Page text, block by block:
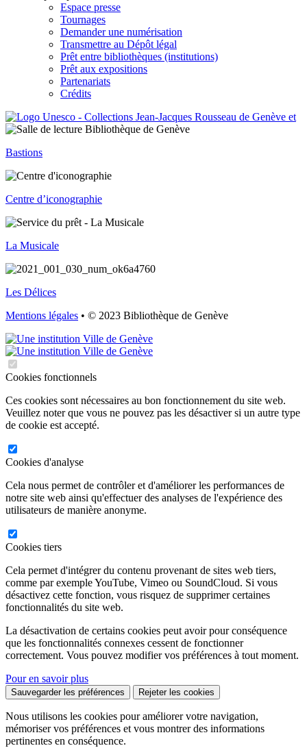
Espace presse
Tournages
Demander une numérisation
Transmettre au Dépôt légal
Prêt entre bibliothèques (institutions)
Prêt aux expositions
Partenariats
Crédits
Bastions
Centre d’iconographie
La Musicale
Les Délices
Mentions légales • © 2023 Bibliothèque de Genève
Cookies fonctionnels
Ces cookies sont nécessaires au bon fonctionnement du site web.
Veuillez noter que vous ne pouvez pas les désactiver si un autre type
de cookie est accepté.
Cookies d'analyse
Cela nous permet de contrôler et d'améliorer les performances de
notre site web ainsi qu'effectuer des analyses de l'expérience des
utilisateurs de manière anonyme.
Cookies tiers
Cela permet d'intégrer du contenu provenant de sites web tiers,
comme par exemple YouTube, Vimeo ou SoundCloud. Si vous
désactivez cette fonction, vous risquez de supprimer certaines
fonctionnalités du site web.
La désactivation de certains cookies peut avoir pour conséquence
que les fonctionnalités connexes cessent de fonctionner
correctement. Vous pouvez modifier vos préférences à tout moment.
Pour en savoir plus
Sauvegarder les préférences Rejeter les cookies
Nous utilisons les cookies pour améliorer votre navigation,
mémoriser vos préférences et vous montrer des informations
pertinentes en conséquence.